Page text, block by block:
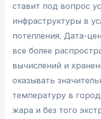
ставит под вопрос
инфраструктуры в
потепления. Дата-
все более
вычислений и
оказывать
температуру в
жара и без того